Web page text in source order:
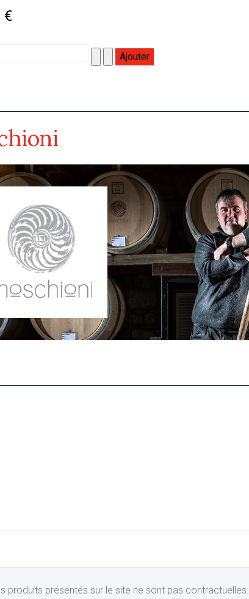
€
produits présentés sur le site ne sont pas contractuelles.